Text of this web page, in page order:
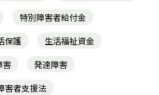
特別障害者給付金
保護
生活福祉資金
害
発達障害
害者支援法